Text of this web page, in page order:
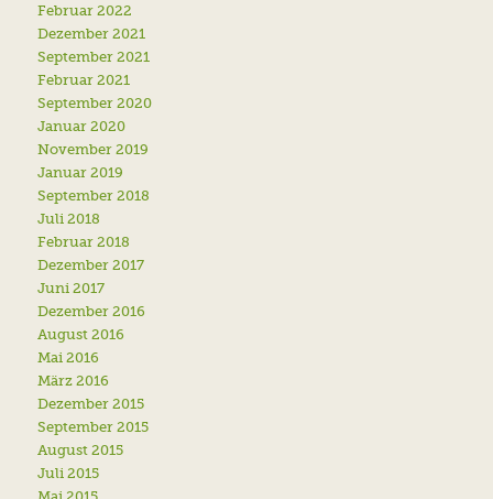
Februar 2022
Dezember 2021
September 2021
Februar 2021
September 2020
Januar 2020
November 2019
Januar 2019
September 2018
Juli 2018
Februar 2018
Dezember 2017
Juni 2017
Dezember 2016
August 2016
Mai 2016
März 2016
Dezember 2015
September 2015
August 2015
Juli 2015